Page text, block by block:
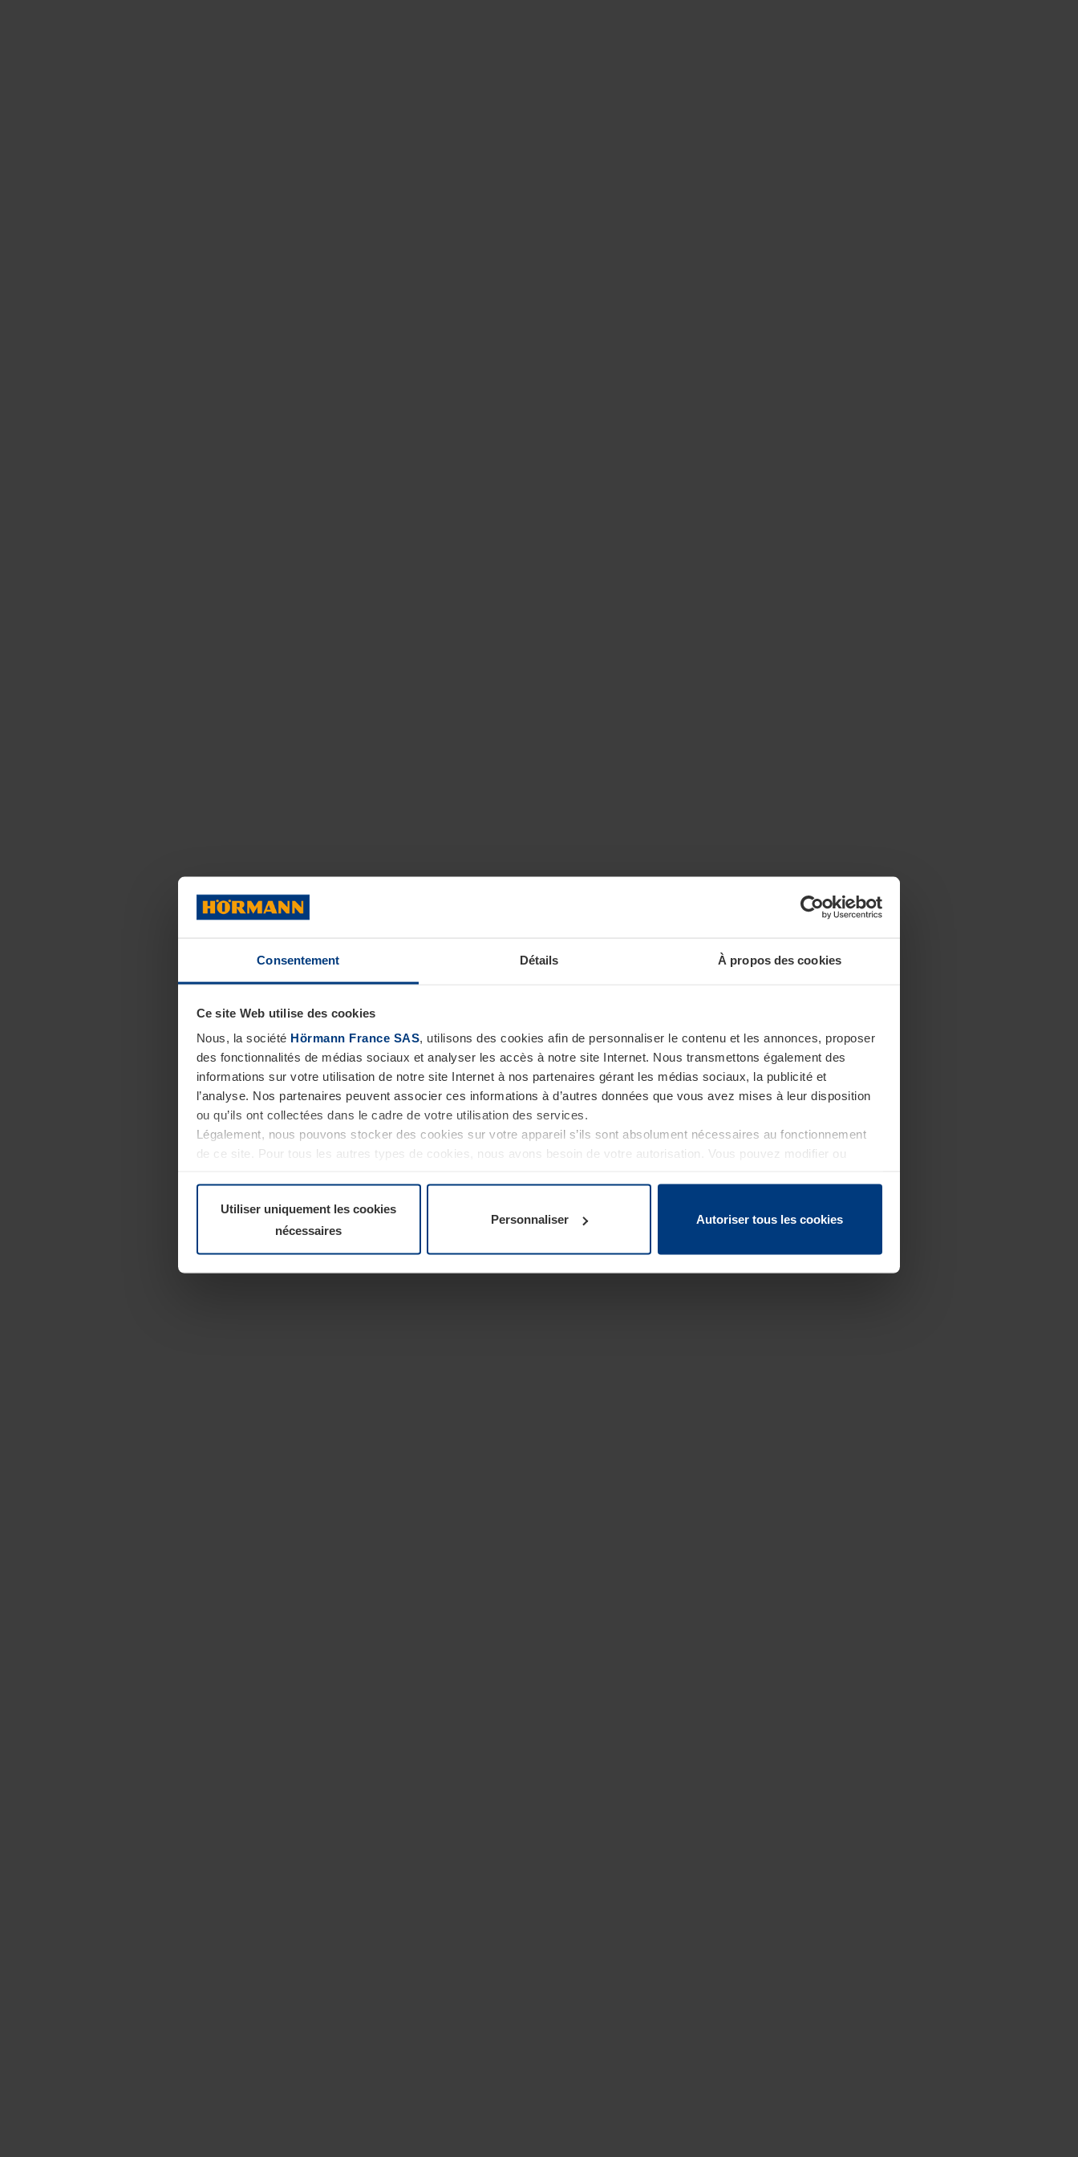
Consentement Détails À propos des cookies
Ce site Web utilise des cookies
Nous, la société Hörmann France SAS, utilisons des cookies afin de personnaliser le contenu et les annonces, proposer
des fonctionnalités de médias sociaux et analyser les accès à notre site Internet. Nous transmettons également des
informations sur votre utilisation de notre site Internet à nos partenaires gérant les médias sociaux, la publicité et
l’analyse. Nos partenaires peuvent associer ces informations à d’autres données que vous avez mises à leur disposition
ou qu’ils ont collectées dans le cadre de votre utilisation des services.
Légalement, nous pouvons stocker des cookies sur votre appareil s’ils sont absolument nécessaires au fonctionnement
de ce site. Pour tous les autres types de cookies, nous avons besoin de votre autorisation. Vous pouvez modifier ou
Utiliser uniquement les cookies
nécessaires
Personnaliser Autoriser tous les cookies